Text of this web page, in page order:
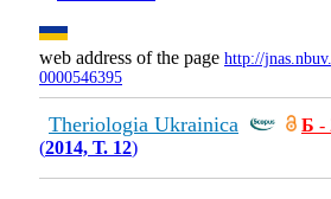
web address of the page http://
0000546395
Theriologia Ukrainica Б -
(2014, Т. 12)